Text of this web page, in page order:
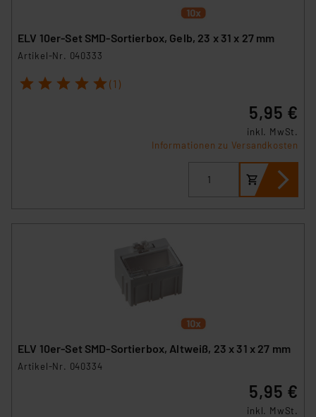
ELV 10er-Set SMD-Sortierbox, Gelb, 23 x 31 x 27 mm
Artikel-Nr. 040333
1 2 3 4 5 (1)
5,95 €
inkl. MwSt.
Informationen zu Versandkosten
ELV 10er-Set SMD-Sortierbox, Altweiß, 23 x 31 x 27 mm
Artikel-Nr. 040334
5,95 €
inkl. MwSt.